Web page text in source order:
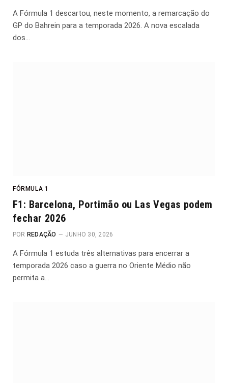
A Fórmula 1 descartou, neste momento, a remarcação do
GP do Bahrein para a temporada 2026. A nova escalada
dos…
FÓRMULA 1
F1: Barcelona, Portimão ou Las Vegas podem
fechar 2026
POR REDAÇÃO JUNHO 30, 2026
A Fórmula 1 estuda três alternativas para encerrar a
temporada 2026 caso a guerra no Oriente Médio não
permita a…